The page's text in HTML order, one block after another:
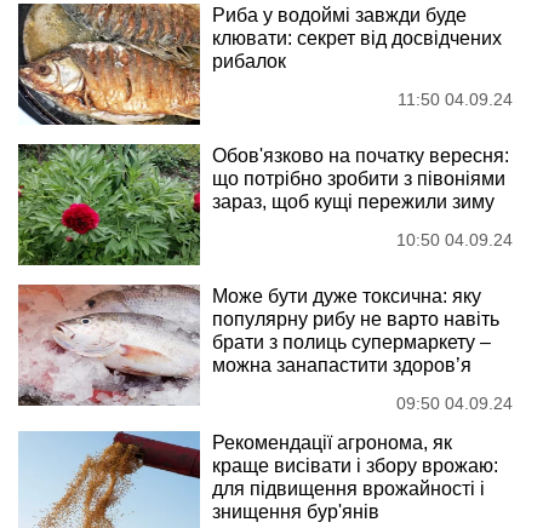
Риба у водоймі завжди буде
клювати: секрет від досвідчених
рибалок
11:50 04.09.24
Обов'язково на початку вересня:
що потрібно зробити з півоніями
зараз, щоб кущі пережили зиму
10:50 04.09.24
Може бути дуже токсична: яку
популярну рибу не варто навіть
брати з полиць супермаркету –
можна занапастити здоров’я
09:50 04.09.24
Рекомендації агронома, як
краще висівати і збору врожаю:
для підвищення врожайності і
знищення бур'янів